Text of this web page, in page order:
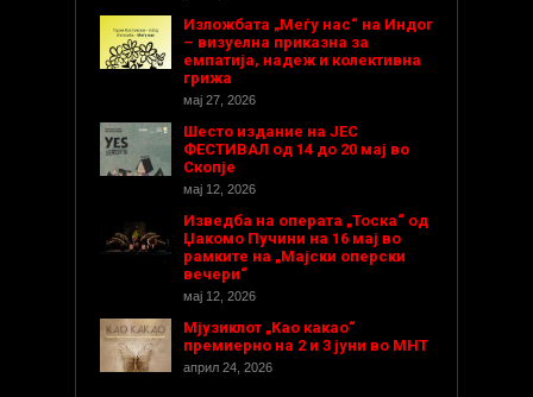
Изложбата „Меѓу нас“ на Индог
– визуелна приказна за
емпатија, надеж и колективна
грижа
мај 27, 2026
Шесто издание на ЈЕС
ФЕСТИВАЛ од 14 до 20 мај во
Скопје
мај 12, 2026
Изведба на операта „Тоска“ од
Џакомо Пучини на 16 мај во
рамките на „Мајски оперски
вечери“
мај 12, 2026
Мјузиклот „Као какао“
премиерно на 2 и 3 јуни во МНТ
април 24, 2026